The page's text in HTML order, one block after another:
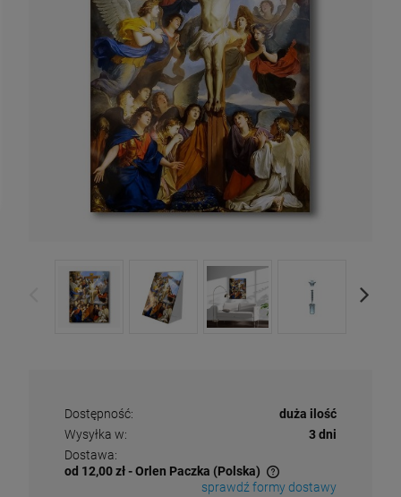
Dostępność:
duża ilość
Wysyłka w:
3 dni
Dostawa:
od 12,00 zł- Orlen Paczka (Polska)
Cena nie zawiera ewentualnych kosztów płatności
sprawdź formy dostawy